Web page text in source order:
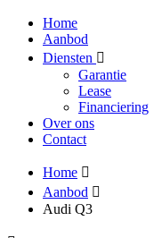
Home
Aanbod
Diensten
Garantie
Lease
Financiering
Over ons
Contact
Home
Aanbod
Audi Q3